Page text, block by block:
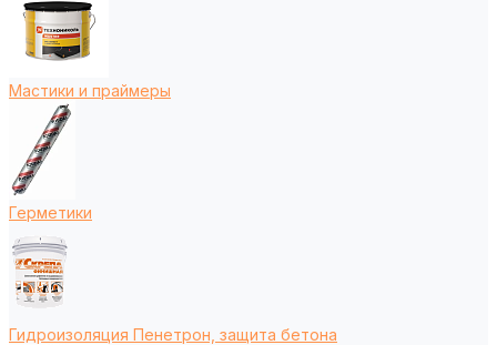
Мастики и праймеры
Герметики
Гидроизоляция Пенетрон, защита бетона